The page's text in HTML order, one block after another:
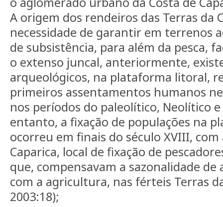
A origem dos rendeiros das Terras da
necessidade de garantir em terrenos
de subsistência, para além da pesca,
o extenso juncal, anteriormente,
arqueológicos, na plataforma litoral,
primeiros assentamentos humanos
nos períodos do paleolítico, Neolítico
entanto, a fixação de populações na
ocorreu em finais do século XVIII, com
Caparica, local de fixação de
que, compensavam a sazonalidade
com a agricultura, nas férteis Terras
2003:18);